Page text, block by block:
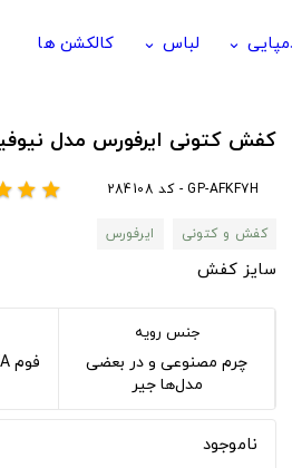
keyboard_arrow_down لباس keyboard_arrow_down کالکشن ها
کفش کتونی ایرفورس مدل
GP-AFKF7H - کد 284108 star
star
کفش و کتونی
ایرفورس
سایز کفش
جنس رویه
چرم مصنوعی و در بعضی
مدل‌ها جیر
فوم EVA با روکش پارچه‌ای
ناموجود